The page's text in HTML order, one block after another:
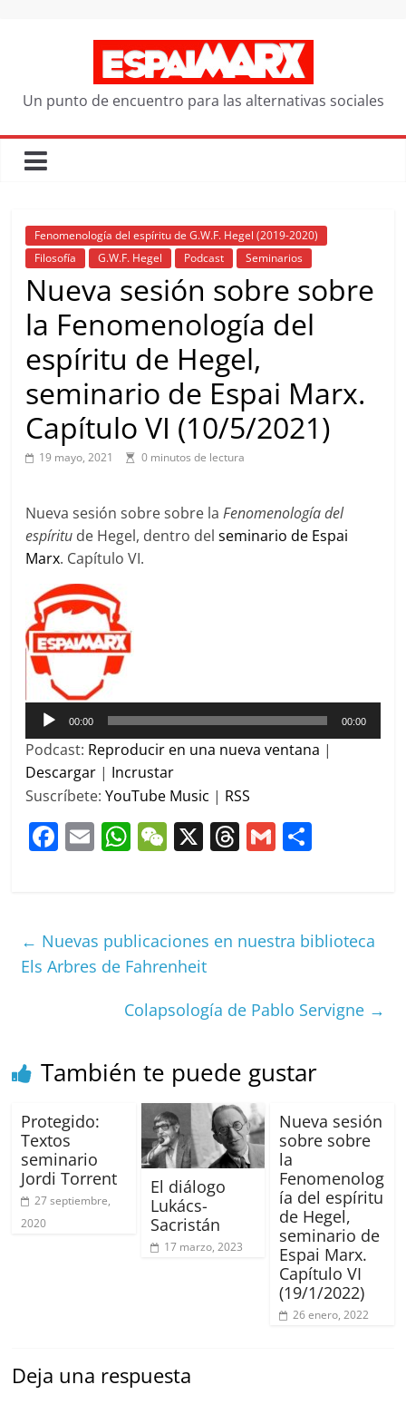
Un punto de encuentro para las alternativas sociales
Fenomenología del espíritu de G.W.F. Hegel (2019-2020)
Filosofía
G.W.F. Hegel Podcast Seminarios
Nueva sesión sobre sobre
la Fenomenología del
espíritu de Hegel,
seminario de Espai Marx.
Capítulo VI (10/5/2021)
19 mayo, 2021 0 minutos de lectura
Nueva sesión sobre sobre laFenomenología del
espíritu de Hegel, dentro delseminario de Espai
Marx. Capítulo VI.
00:00 00:00
Podcast: Reproducir en una nueva ventana |
Descargar | Incrustar
Suscríbete:YouTube Music | RSS
F
b
o
E W
A
p
p
W
at
X T
d
G
ar
← Nuevas publicaciones en nuestra biblioteca
Els Arbres de Fahrenheit
Colapsología de Pablo Servigne →
También te puede gustar
Protegido:
Textos
seminario
Jordi Torrent
27 septiembre,
2020
El diálogo
Lukács-
Sacristán
17 marzo, 2023
Nueva sesión
sobre sobre
la
Fenomenolog
ía del espíritu
de Hegel,
seminario de
Espai Marx.
Capítulo VI
(19/1/2022)
26 enero, 2022
Deja una respuesta